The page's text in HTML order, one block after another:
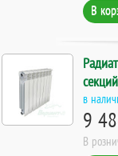
В
в
9
В